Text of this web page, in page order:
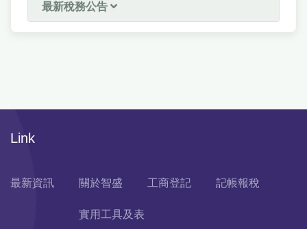
最新稅務公告
Link
最新資訊 關於智盛 工商登記 記帳報稅
實用工具及表